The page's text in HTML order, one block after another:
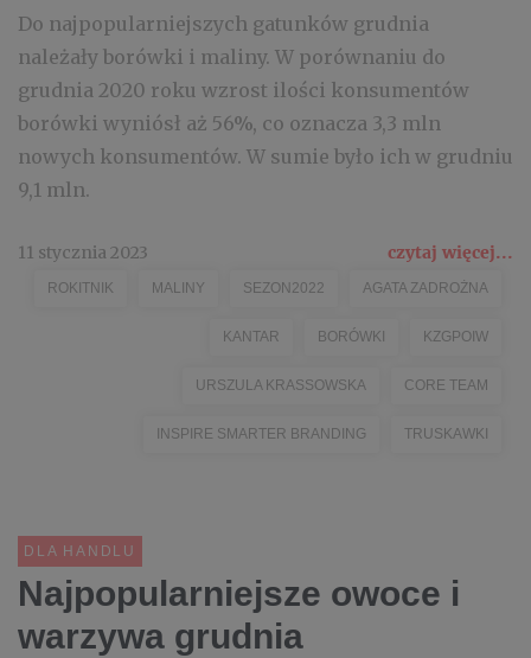
Do najpopularniejszych gatunków grudnia
należały borówki i maliny. W porównaniu do
grudnia 2020 roku wzrost ilości konsumentów
borówki wyniósł aż 56%, co oznacza 3,3 mln
nowych konsumentów. W sumie było ich w grudniu
9,1 mln.
11 stycznia 2023 czytaj więcej...
ROKITNIK MALINY SEZON2022 AGATA ZADROŻNA
KANTAR BORÓWKI KZGPOIW
URSZULA KRASSOWSKA CORE TEAM
INSPIRE SMARTER BRANDING TRUSKAWKI
DLA HANDLU
Najpopularniejsze owoce i
warzywa grudnia